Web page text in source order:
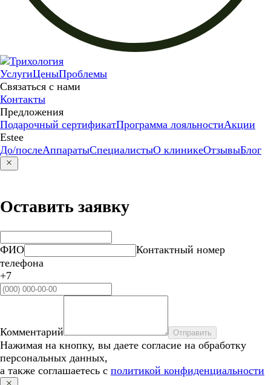
УслугиЦеныПроблемы
Связаться с нами
Контакты
Предложения
Подарочный сертификатПрограмма лояльностиАкции
Estee
До/послеАппаратыСпециалистыО клиникеОтзывыБлог
Оставить заявку
ФИО
Контактный номер
телефона
+7
Комментарий Отправить
Нажимая на кнопку, вы даете согласие на обработку
персональных данных,
а также соглашаетесь с политикой конфиденциальности